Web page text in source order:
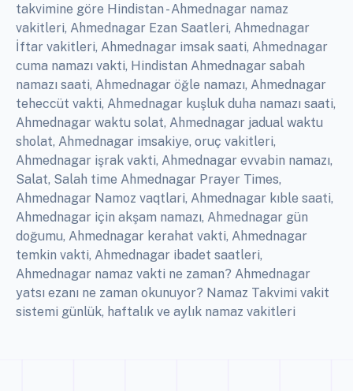
takvimine göre Hindistan - Ahmednagar namaz
vakitleri, Ahmednagar Ezan Saatleri, Ahmednagar
İftar vakitleri, Ahmednagar imsak saati, Ahmednagar
cuma namazı vakti, Hindistan Ahmednagar sabah
namazı saati, Ahmednagar öğle namazı, Ahmednagar
teheccüt vakti, Ahmednagar kuşluk duha namazı saati,
Ahmednagar waktu solat, Ahmednagar jadual waktu
sholat, Ahmednagar imsakiye, oruç vakitleri,
Ahmednagar işrak vakti, Ahmednagar evvabin namazı,
Salat, Salah time Ahmednagar Prayer Times,
Ahmednagar Namoz vaqtlari, Ahmednagar kıble saati,
Ahmednagar için akşam namazı, Ahmednagar gün
doğumu, Ahmednagar kerahat vakti, Ahmednagar
temkin vakti, Ahmednagar ibadet saatleri,
Ahmednagar namaz vakti ne zaman? Ahmednagar
yatsı ezanı ne zaman okunuyor? Namaz Takvimi vakit
sistemi günlük, haftalık ve aylık namaz vakitleri